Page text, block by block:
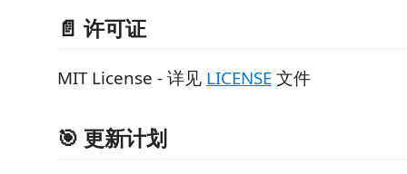
📄 许可证
MIT License - 详见 LICENSE文件
🎯 更新计划